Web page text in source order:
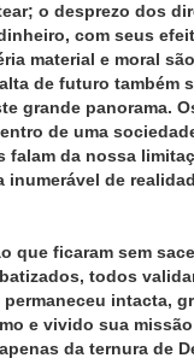
o desprezo dos
com seus
material e moral
de futuro também
grande panorama.
de uma
da nossa
de
que ficaram sem
todos
intacta,
e vivido sua
da ternura de